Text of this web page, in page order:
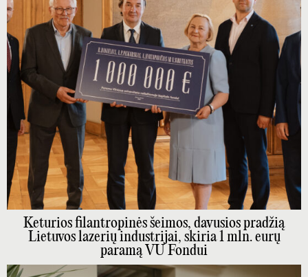
Keturios filantropinės šeimos, davusios pradžią
Lietuvos lazerių industrijai, skiria 1 mln. eurų
paramą VU Fondui